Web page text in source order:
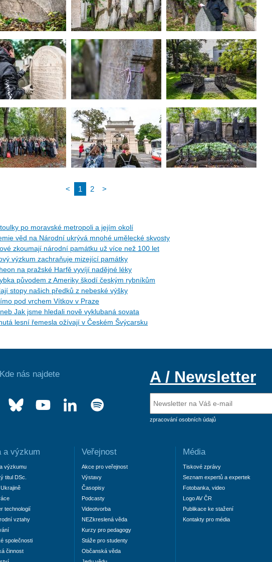
< 1 2 >
po moravské metropoli a jejím okolí
věd na Národní ukrývá mnohé umělecké skvosty
zkoumají národní památku už více než 100 let
výzkum zachraňuje mizející památky
na pražské Harfě vyvíjí nadějné léky
původem z Ameriky škodí českým rybníkům
stopy našich předků z nebeské výšky
pod vrchem Vítkov v Praze
Jak jsme hledali nově vyklubaná sovata
lesní řemesla ožívají v Českém Švýcarsku
Kde nás najdete A / Newsletter
zpracování osobních údajů
a výzkum
výzkumu
titul DSc.
technologií
vztahy
společnosti
činnost
Veřejnost
Akce pro veřejnost
Výstavy
Časopisy
Podcasty
Videotvorba
NEZkreslená věda
Kurzy pro pedagogy
Stáže pro studenty
Občanská věda
Média
Tiskové zprávy
Seznam expertů a expertek
Fotobanka, video
Logo AV ČR
Publikace ke stažení
Kontakty pro média